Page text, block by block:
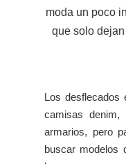
moda un poco
que solo
Los desflecados
camisas
armarios, pero
buscar modelos